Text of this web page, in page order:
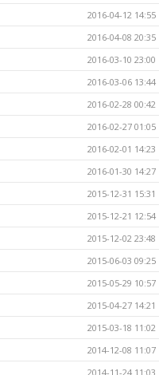
2016-04-12 14:55
2016-04-08 20:35
2016-03-10 23:00
2016-03-06 13:44
2016-02-28 00:42
2016-02-27 01:05
2016-02-01 14:23
2016-01-30 14:27
2015-12-31 15:31
2015-12-21 12:54
2015-12-02 23:48
2015-06-03 09:25
2015-05-29 10:57
2015-04-27 14:21
2015-03-18 11:02
2014-12-08 11:07
2014-11-24 11:03